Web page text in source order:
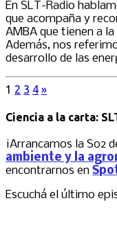
En SLT-Radio
que acompaña y
AMBA que tienen a
Además, nos
desarrollo de las
1 2 3 4 »
Ciencia a la carta:
¡Arrancamos la S02
ambiente y la
encontrarnos en
Escuchá el último